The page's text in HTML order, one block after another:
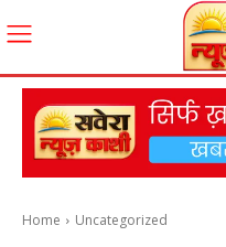
Home Uncategorized